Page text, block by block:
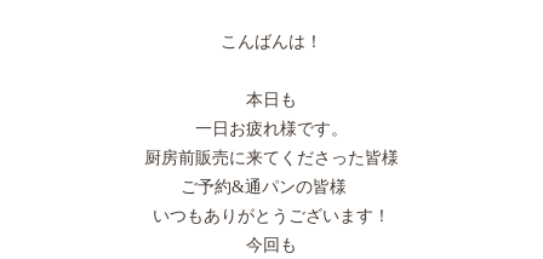
こんばんは！
本日も
一日お疲れ様です。
厨房前販売に来てくださった皆様
ご予約&通パンの皆様
いつもありがとうございます！
今回も